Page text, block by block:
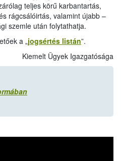
teljes körű karbantartás,
rágcsálóirtás, valamint újabb –
szemle után folytathatja.
a „jogsértés listán”.
Kiemelt Ügyek Igazgatósága